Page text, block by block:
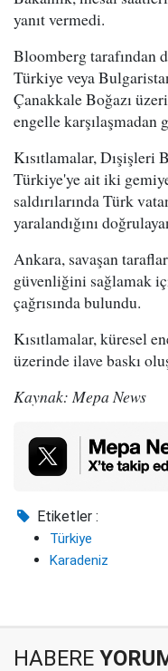
yanıt vermedi.
Bloomberg tarafından
Türkiye veya
Çanakkale Boğazı
engelle karşılaşmadan
Kısıtlamalar, Dışişleri
Türkiye'ye ait iki
saldırılarında Türk
yaralandığını
Ankara, savaşan
güvenliğini sağlamak
çağrısında bulundu.
Kısıtlamalar, küresel
üzerinde ilave baskı
Kaynak: Mepa News
Etiketler :
Türkiye
Karadeniz
HABERE